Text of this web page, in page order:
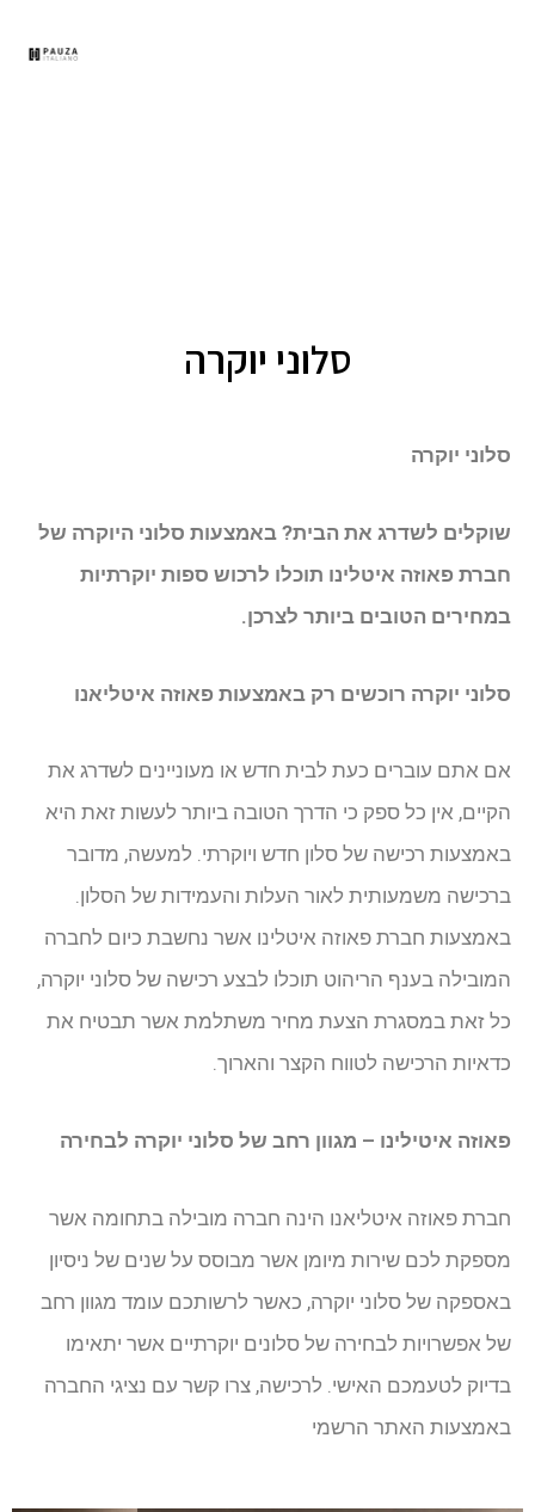
סלוני יוקרה
סלוני יוקרה
שוקלים לשדרג את הבית? באמצעות סלוני היוקרה של
חברת פאוזה איטלינו תוכלו לרכוש ספות יוקרתיות
במחירים הטובים ביותר לצרכן.
סלוני יוקרה רוכשים רק באמצעות פאוזה איטליאנו
אם אתם עוברים כעת לבית חדש או מעוניינים לשדרג את
הקיים, אין כל ספק כי הדרך הטובה ביותר לעשות זאת היא
באמצעות רכישה של סלון חדש ויוקרתי. למעשה, מדובר
ברכישה משמעותית לאור העלות והעמידות של הסלון.
באמצעות חברת פאוזה איטלינו אשר נחשבת כיום לחברה
המובילה בענף הריהוט תוכלו לבצע רכישה של סלוני יוקרה,
כל זאת במסגרת הצעת מחיר משתלמת אשר תבטיח את
כדאיות הרכישה לטווח הקצר והארוך.
פאוזה איטילינו – מגוון רחב של סלוני יוקרה לבחירה
חברת פאוזה איטליאנו הינה חברה מובילה בתחומה אשר
מספקת לכם שירות מיומן אשר מבוסס על שנים של ניסיון
באספקה של סלוני יוקרה, כאשר לרשותכם עומד מגוון רחב
של אפשרויות לבחירה של סלונים יוקרתיים אשר יתאימו
בדיוק לטעמכם האישי. לרכישה, צרו קשר עם נציגי החברה
באמצעות האתר הרשמי